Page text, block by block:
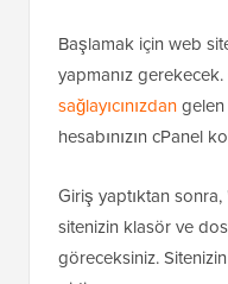
Başlamak için web
yapmanız
sağlayıcınızdan
hesabınızın cPanel
Giriş yaptıktan
sitenizin klasör ve
göreceksiniz.